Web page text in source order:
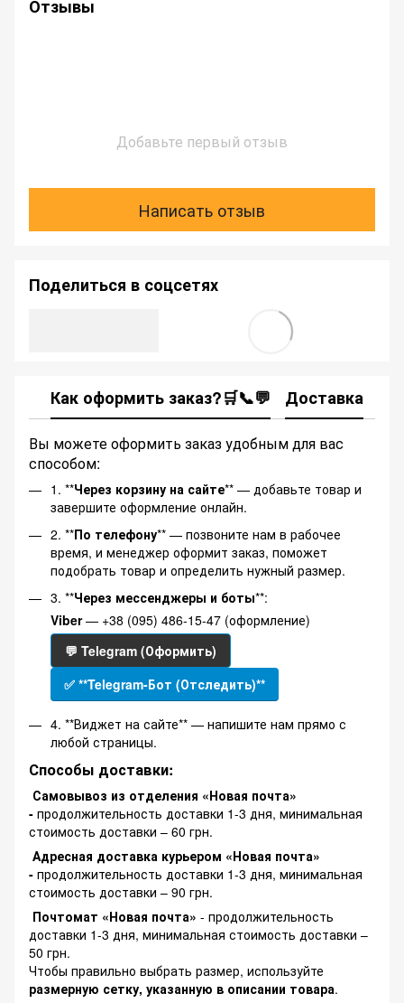
Отзывы
Добавьте первый отзыв
Написать отзыв
Поделиться в соцсетях
Как оформить заказ?🛒📞💬 Доставка
Вы можете оформить заказ удобным для вас
способом:
1. **Через корзину на сайте** — добавьте товар и
завершите оформление онлайн.
2. **По телефону** — позвоните нам в рабочее
время, и менеджер оформит заказ, поможет
подобрать товар и определить нужный размер.
3. **Через мессенджеры и боты**:
Viber— +38 (095) 486-15-47 (оформление)
💬 Telegram (Оформить)
✅ **Telegram-Бот (Отследить)**
4. **Виджет на сайте** — напишите нам прямо с
любой страницы.
Способы доставки:
Самовывоз из отделения «Новая почта»
- продолжительность доставки 1-3 дня, минимальная
стоимость доставки – 60 грн.
Адресная доставка курьером «Новая почта»
- продолжительность доставки 1-3 дня, минимальная
стоимость доставки – 90 грн.
Почтомат «Новая почта» - продолжительность
доставки 1-3 дня, минимальная стоимость доставки –
50 грн.
Чтобы правильно выбрать размер, используйте
размерную сетку, указанную в описании товара.